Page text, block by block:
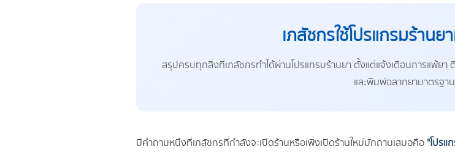
เภสัชกรใช้โปรแกรมร้านย
สรุปครบทุกสิ่งที่เภสัชกรทำได้ผ่านโปรแกรมร้านยา ตั้งแต่แจ้งเตือนการแพ้ย
และพิมพ์ฉลากยามาตรฐา
มีคำถามหนึ่งที่เภสัชกรที่กำลังจะเปิดร้านหรือเพิ่งเปิดร้านใหม่มักถามเสมอคือ"โปรแ